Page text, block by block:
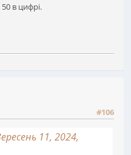
в цифрі.
#106
11, 2024,